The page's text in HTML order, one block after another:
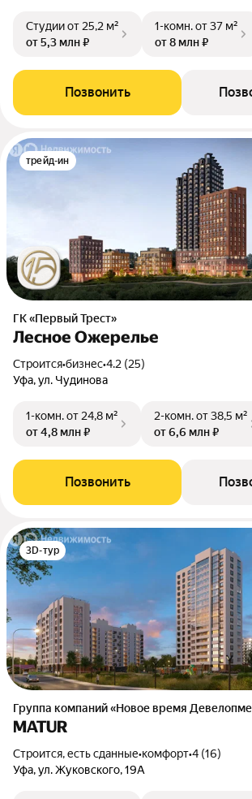
Студииот 25,2 м²
от 5,3 млн ₽
1-комн.от 37 м²
от 8 млн ₽
Позвонить
трейд-ин
ГК «Первый Трест»
Лесное Ожерелье
Строится•бизнес•4.2 (25)
Уфа, ул. Чудинова
1-комн.от 24,8 м²
от 4,8 млн ₽
2-комн.от 38,5 м²
от 6,6 млн ₽
Позвонить
3D-тур
Группа компаний «Новое время
MATUR
Строится, есть сданные•комфорт•4 (16)
Уфа, ул. Жуковского, 19А